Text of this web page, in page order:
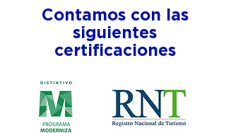
Contamos con las
siguientes
certificaciones